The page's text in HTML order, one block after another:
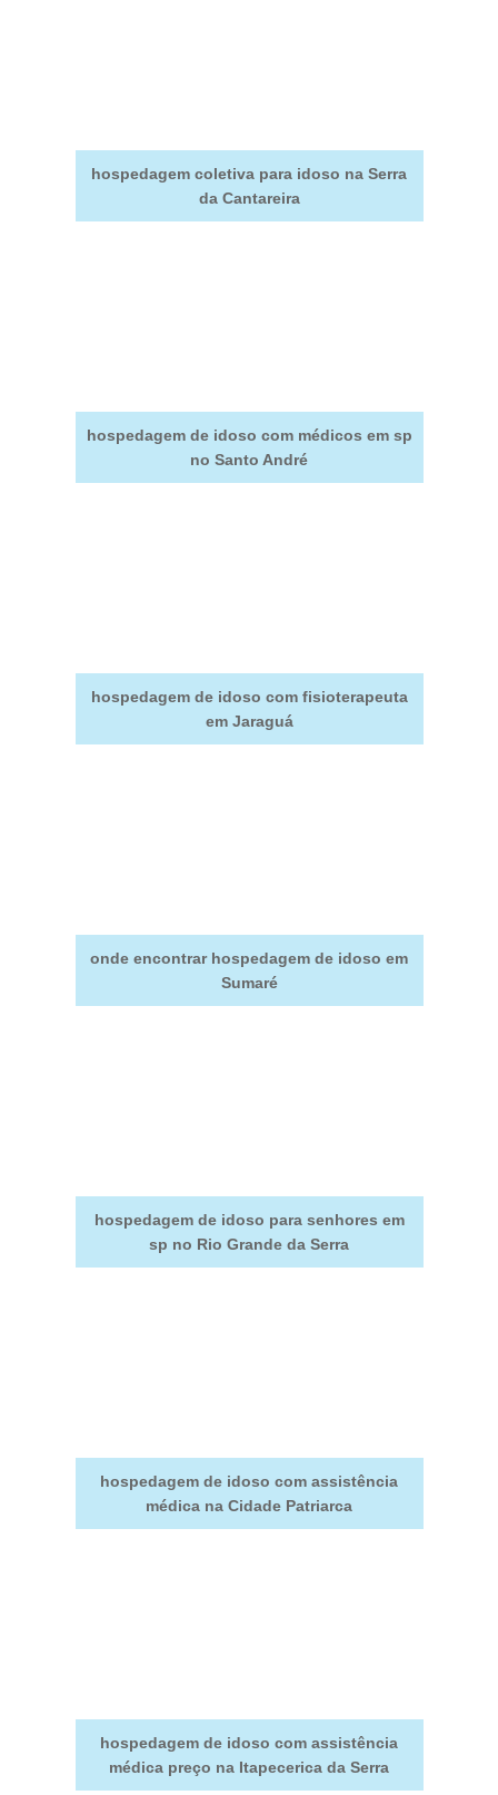
hospedagem coletiva para idoso na Serra
da Cantareira
hospedagem de idoso com médicos em sp
no Santo André
hospedagem de idoso com fisioterapeuta
em Jaraguá
onde encontrar hospedagem de idoso em
Sumaré
hospedagem de idoso para senhores em
sp no Rio Grande da Serra
hospedagem de idoso com assistência
médica na Cidade Patriarca
hospedagem de idoso com assistência
médica preço na Itapecerica da Serra